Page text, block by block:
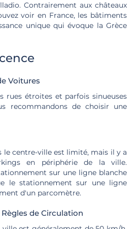
Contrairement aux châteaux
voir en France, les bâtiments
unique qui évoque la Grèce
Voitures
rues étroites et parfois sinueuses
recommandons de choisir une
le centre-ville est limité, mais il y a
en périphérie de la ville.
sur une ligne blanche
le stationnement sur une ligne
d'un parcomètre.
de Circulation